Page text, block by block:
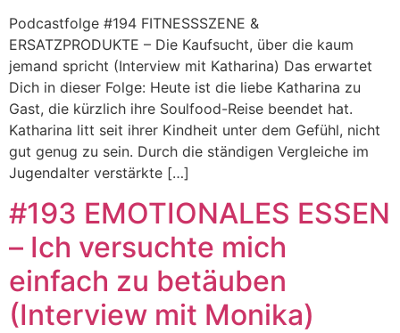
Podcastfolge #194 FITNESSSZENE &
ERSATZPRODUKTE – Die Kaufsucht, über die kaum
jemand spricht (Interview mit Katharina) Das erwartet
Dich in dieser Folge: Heute ist die liebe Katharina zu
Gast, die kürzlich ihre Soulfood-Reise beendet hat.
Katharina litt seit ihrer Kindheit unter dem Gefühl, nicht
gut genug zu sein. Durch die ständigen Vergleiche im
Jugendalter verstärkte […]
#193 EMOTIONALES ESSEN
– Ich versuchte mich
einfach zu betäuben
(Interview mit Monika)